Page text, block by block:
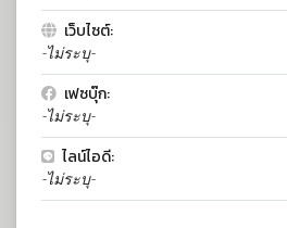
เว็บไซต์:
-ไม่ระบุ-
เฟซบุ๊ก:
-ไม่ระบุ-
ไลน์ไอดี:
-ไม่ระบุ-